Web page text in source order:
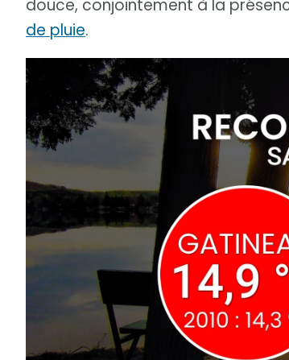
douce, conjointement à la
de pluie.